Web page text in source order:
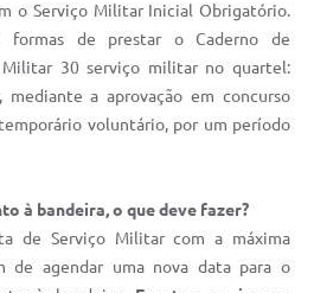
o Serviço Militar Inicial Obrigatório.
formas de prestar o Caderno de
Militar 30 serviço militar no quartel:
a aprovação em concurso
voluntário, por um período
à bandeira, o que deve fazer?
de Serviço Militar com a máxima
de agendar uma nova data para o